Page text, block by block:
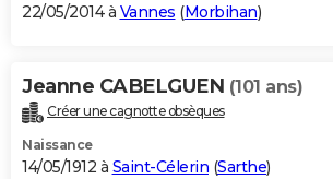
22/05/2014 à Vannes (Morbihan)
Jeanne CABELGUEN (101 ans)
Créer une cagnotte obsèques
Naissance
14/05/1912 à Saint-Célerin (Sarthe)